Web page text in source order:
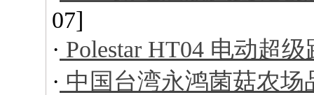
07]
· Polestar HT04 电动超级
· 中国台湾永鸿菌菇农场